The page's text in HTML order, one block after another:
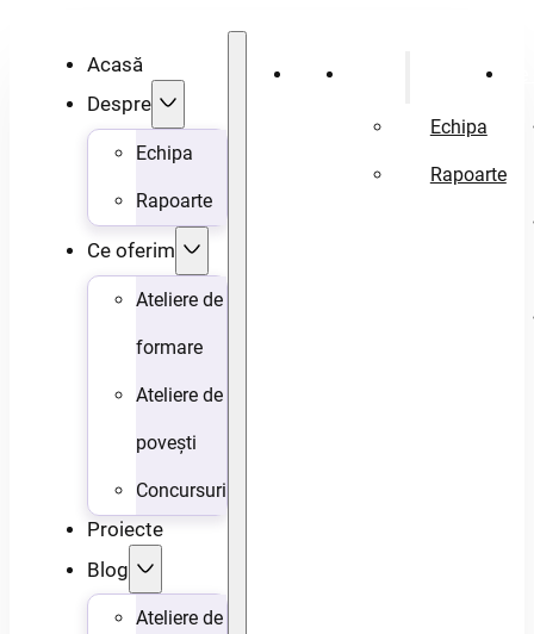
Acasă
Despre
Echipa
Rapoarte
Ce oferim
Ateliere de
formare
Ateliere de
povești
Concursuri
Proiecte
Blog
Ateliere de
Acasă
Echipa
Rapoarte